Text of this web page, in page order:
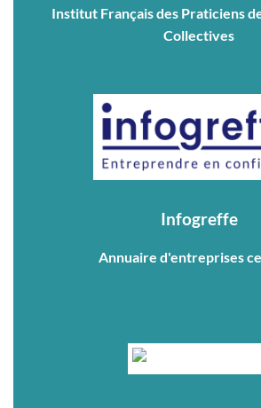
Institut Français des Praticiens
Collectives
Infogreffe
Annuaire d'entreprises